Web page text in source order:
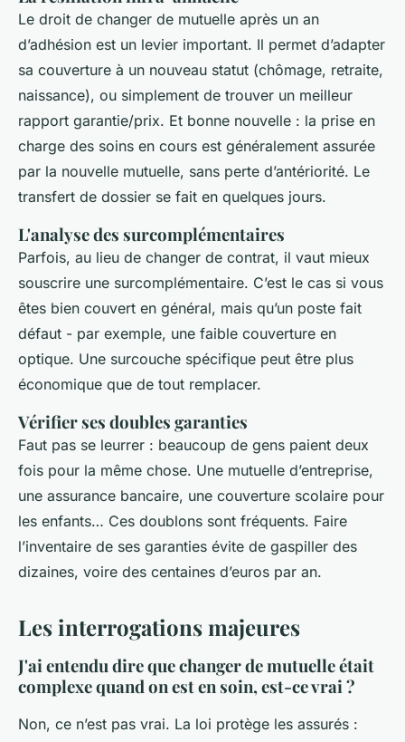
Le droit de changer de mutuelle après un an
d’adhésion est un levier important. Il permet d’adapter
sa couverture à un nouveau statut (chômage, retraite,
naissance), ou simplement de trouver un meilleur
rapport garantie/prix. Et bonne nouvelle : la prise en
charge des soins en cours est généralement assurée
par la nouvelle mutuelle, sans perte d’antériorité. Le
transfert de dossier se fait en quelques jours.
L'analyse des surcomplémentaires
Parfois, au lieu de changer de contrat, il vaut mieux
souscrire une surcomplémentaire. C’est le cas si vous
êtes bien couvert en général, mais qu’un poste fait
défaut - par exemple, une faible couverture en
optique. Une surcouche spécifique peut être plus
économique que de tout remplacer.
Vérifier ses doubles garanties
Faut pas se leurrer : beaucoup de gens paient deux
fois pour la même chose. Une mutuelle d’entreprise,
une assurance bancaire, une couverture scolaire pour
les enfants… Ces doublons sont fréquents. Faire
l’inventaire de ses garanties évite de gaspiller des
dizaines, voire des centaines d’euros par an.
Les interrogations majeures
J'ai entendu dire que changer de mutuelle était
complexe quand on est en soin, est-ce vrai ?
Non, ce n’est pas vrai. La loi protège les assurés :